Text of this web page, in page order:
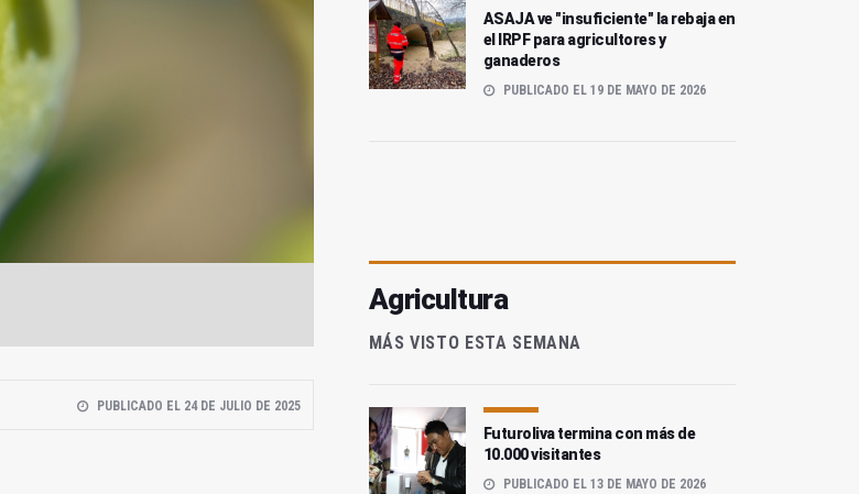
PUBLICADO EL 24 DE JULIO DE 2025
ASAJA ve "insuficiente" la rebaja en
el IRPF para agricultores y
ganaderos
PUBLICADO EL 19 DE MAYO DE 2026
Agricultura
MÁS VISTO ESTA SEMANA
Futuroliva termina con más de
10.000 visitantes
PUBLICADO EL 13 DE MAYO DE 2026